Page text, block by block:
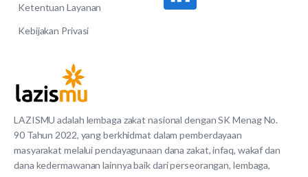
LAZISMU adalah lembaga zakat nasional dengan SK Menag No.
90 Tahun 2022, yang berkhidmat dalam pemberdayaan
masyarakat melalui pendayagunaan dana zakat, infaq, wakaf dan
dana kedermawanan lainnya baik dari perseorangan, lembaga,
Ketentuan Layanan
Kebijakan Privasi